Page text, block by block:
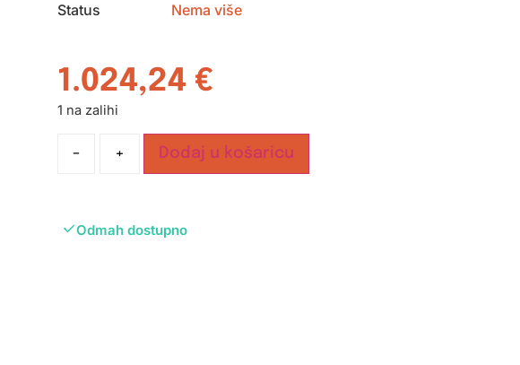
Status
Nema više
1.024,24 €
1 na zalihi
- + Dodaj u košaricu
Odmah dostupno